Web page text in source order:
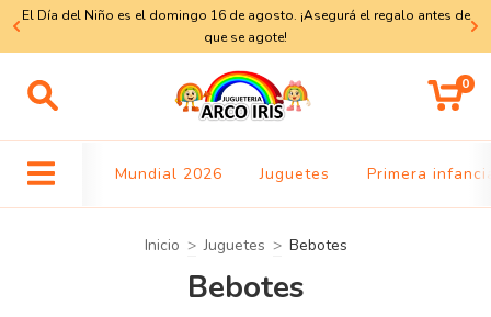
El Día del Niño es el domingo 16 de agosto. ¡Asegurá el regalo antes de
que se agote!
0
Mundial 2026 Juguetes Primera
Inicio > Juguetes > Bebotes
Bebotes